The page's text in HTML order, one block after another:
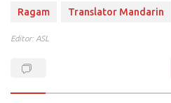
Ragam Translator Mandarin
Editor: ASL